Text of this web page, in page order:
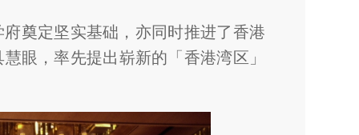
奠定坚实基础，亦同时推进了香港
眼，率先提出崭新的「香港湾区」